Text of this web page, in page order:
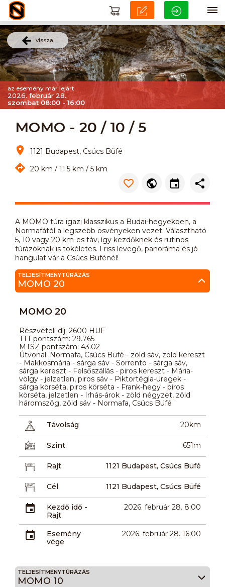
vissza
az esemény már lejárt
2026. február 28.
szombat 08:00 - 16:00
MOMO - 20 / 10 / 5
1121 Budapest, Csúcs Büfé
20 km / 11.5 km / 5 km
A MOMO túra igazi klasszikus a Budai-hegyekben, a
Normafától a legszebb ösvényeken vezet. Választható
5, 10 vagy 20 km-es táv, így kezdőknek és rutinos
túrázóknak is tökéletes. Friss levegő, panoráma és jó
hangulat vár a Csúcs Büfénél!
TELJESÍTMÉNYTÚRÁZÁS
MOMO 20
MOMO 20
Részvételi díj: 2600 HUF
TTT pontszám: 29.765
MTSZ pontszám: 43.02
Útvonal: Normafa, Csúcs Büfé - zöld sáv, zöld kereszt
- Makkosmária - sárga sáv - Sorrento - sárga sáv,
sárga kereszt - Felsőszállás - piros kereszt - Mária-
völgy - jelzetlen, piros sáv - Piktortégla-üregek -
sárga körséta, piros körséta - Frank-hegy - piros
körséta, jelzetlen - Irhás-árok - zöld négyzet, zöld
háromszög, zöld sáv - Normafa, Csúcs Büfé
Távolság 20km
Szint 651m
Rajt 1121 Budapest, Csúcs Büfé
Cél 1121 Budapest, Csúcs Büfé
Kezdő idő -
Rajt
2026. február 28. 8:00
Esemény
vége
2026. február 28. 16:00
TELJESÍTMÉNYTÚRÁZÁS
MOMO 10